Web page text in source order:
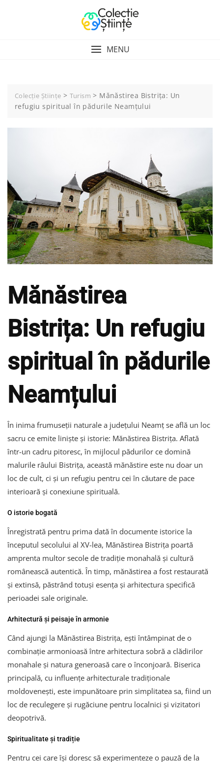
MENU
Colecție Științe > Turism > Mănăstirea Bistrița: Un
refugiu spiritual în pădurile Neamțului
Mănăstirea
Bistrița: Un refugiu
spiritual în pădurile
Neamțului
În inima frumuseții naturale a județului Neamț se află un loc
sacru ce emite liniște și istorie: Mănăstirea Bistrița. Aflată
într-un cadru pitoresc, în mijlocul pădurilor ce domină
malurile râului Bistrița, această mănăstire este nu doar un
loc de cult, ci și un refugiu pentru cei în căutare de pace
interioară și conexiune spirituală.
O istorie bogată
Înregistrată pentru prima dată în documente istorice la
începutul secolului al XV-lea, Mănăstirea Bistrița poartă
amprenta multor secole de tradiție monahală și cultură
românească autentică. În timp, mănăstirea a fost restaurată
și extinsă, păstrând totuși esența și arhitectura specifică
perioadei sale originale.
Arhitectură și peisaje în armonie
Când ajungi la Mănăstirea Bistrița, ești întâmpinat de o
combinație armonioasă între arhitectura sobră a clădirilor
monahale și natura generoasă care o înconjoară. Biserica
principală, cu influențe arhitecturale tradiționale
moldovenești, este impunătoare prin simplitatea sa, fiind un
loc de reculegere și rugăciune pentru localnici și vizitatori
deopotrivă.
Spiritualitate și tradiție
Pentru cei care își doresc să experimenteze o pauză de la